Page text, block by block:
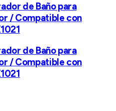
de Baño para
/ Compatible con
de Baño para
/ Compatible con